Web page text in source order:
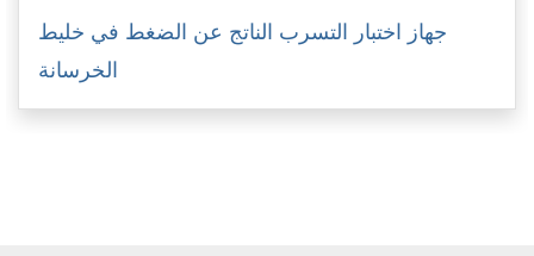
جهاز اختبار التسرب الناتج عن الضغط في خليط
الخرسانة